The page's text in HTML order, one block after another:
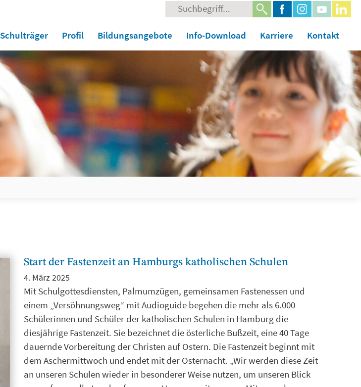
Suche
nach:
Schulträger Profil Bildungsangebote Info-Download Karriere Kontakt
Start der Fastenzeit an Hamburgs katholischen Schulen
4. März 2025
Mit Schulgottesdiensten, Palmumzügen, gemeinsamen Fastenessen und
einem „Versöhnungsweg“ mit Audioguide begehen die mehr als 6.000
Schülerinnen und Schüler der katholischen Schulen in Hamburg die
diesjährige Fastenzeit. Sie bezeichnet die österliche Bußzeit, eine 40 Tage
dauernde Vorbereitung der Christen auf Ostern. Die Fastenzeit beginnt mit
dem Aschermittwoch und endet mit der Osternacht. „Wir werden diese Zeit
an unseren Schulen wieder in besonderer Weise nutzen, um unseren Blick